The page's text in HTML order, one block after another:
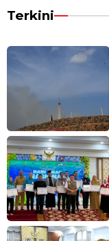
Terkini